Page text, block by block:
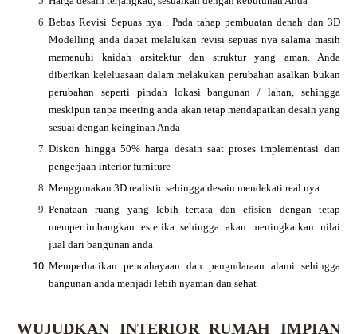
Bebas Revisi Sepuas nya . Pada tahap pembuatan denah dan 3D
Modelling anda dapat melalukan revisi sepuas nya salama masih
memenuhi kaidah arsitektur dan struktur yang aman. Anda
diberikan keleluasaan dalam melakukan perubahan asalkan bukan
perubahan seperti pindah lokasi bangunan / lahan, sehingga
meskipun tanpa meeting anda akan tetap mendapatkan desain yang
sesuai dengan keinginan Anda
Diskon hingga 50% harga desain saat proses implementasi dan
pengerjaan interior furniture
Menggunakan 3D realistic sehingga desain mendekati real nya
Penataan ruang yang lebih tertata dan efisien dengan tetap
mempertimbangkan estetika sehingga akan meningkatkan nilai
jual dari bangunan anda
Memperhatikan pencahayaan dan pengudaraan alami sehingga
bangunan anda menjadi lebih nyaman dan sehat
WUJUDKAN INTERIOR RUMAH IMPIAN